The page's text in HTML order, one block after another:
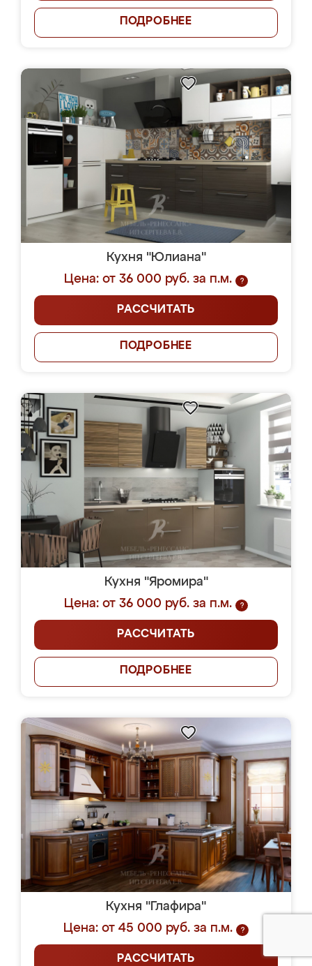
ПОДРОБНЕЕ
Кухня "Юлиана"
Цена: от 36 000 руб. за п.м.
?
РАССЧИТАТЬ
ПОДРОБНЕЕ
Кухня "Яромира"
Цена: от 36 000 руб. за п.м.
?
РАССЧИТАТЬ
ПОДРОБНЕЕ
Кухня "Глафира"
Цена: от 45 000 руб. за п.м.
?
РАССЧИТАТЬ